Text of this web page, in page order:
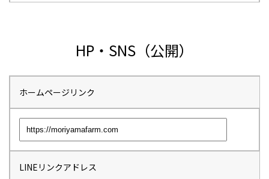
HP・SNS（公開）
ホームページリンク
LINEリンクアドレス